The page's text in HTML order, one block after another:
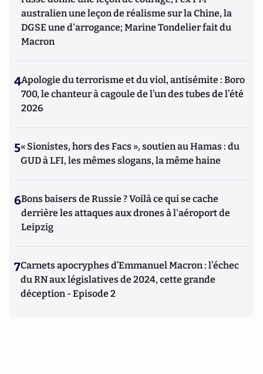
australien une leçon de réalisme sur la Chine, la
DGSE une d'arrogance; Marine Tondelier fait du
Macron
4Apologie du terrorisme et du viol, antisémite : Boro
700, le chanteur à cagoule de l’un des tubes de l’été
2026
5« Sionistes, hors des Facs », soutien au Hamas : du
GUD à LFI, les mêmes slogans, la même haine
6Bons baisers de Russie ? Voilà ce qui se cache
derrière les attaques aux drones à l'aéroport de
Leipzig
7Carnets apocryphes d’Emmanuel Macron : l’échec
du RN aux législatives de 2024, cette grande
déception - Episode 2